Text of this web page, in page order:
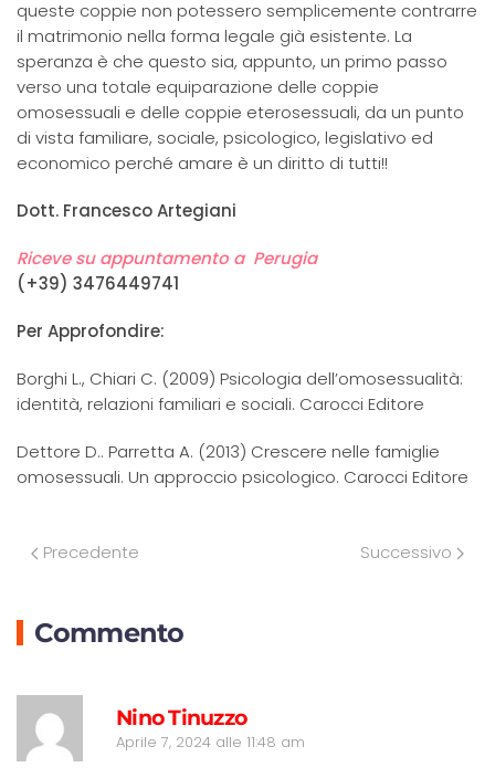
queste coppie non potessero semplicemente contrarre
il matrimonio nella forma legale già esistente. La
speranza è che questo sia, appunto, un primo passo
verso una totale equiparazione delle coppie
omosessuali e delle coppie eterosessuali, da un punto
di vista familiare, sociale, psicologico, legislativo ed
economico perché amare è un diritto di tutti!!
Dott. Francesco Artegiani
Riceve su appuntamento a Perugia
(+39) 3476449741
Per Approfondire:
Borghi L., Chiari C. (2009) Psicologia dell’omosessualità:
identità, relazioni familiari e sociali. Carocci Editore
Dettore D.. Parretta A. (2013) Crescere nelle famiglie
omosessuali. Un approccio psicologico. Carocci Editore
Precedente Successivo
Commento
Nino Tinuzzo
Aprile 7, 2024 alle 11:48 am